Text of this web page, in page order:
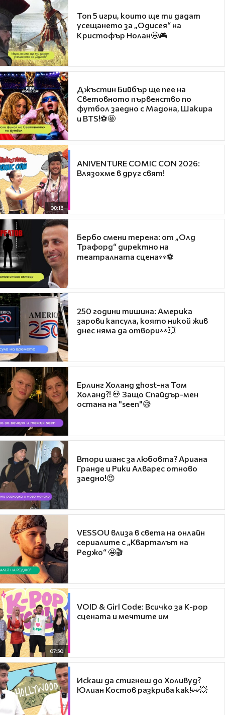
Топ 5 игри, които ще ти дадат
усещането за „Одисея“ на
Кристофър Нолан🤩🎮
Джъстин Бийбър ще пее на
Световното първенство по
футбол заедно с Мадона, Шакира
и BTS!⚽🤩
08:16
ANIVENTURE COMIC CON 2026:
Влязохме в друг свят!
Бербо смени терена: от „Олд
Трафорд“ директно на
театралната сцена👀⚽
250 години тишина: Америка
зарови капсула, която никой жив
днес няма да отвори👀💥
Ерлинг Холанд ghost-на Том
Холанд?! 💀 Защо Спайдър-мен
остана на "seen"😅
Втори шанс за любовта? Ариана
Гранде и Рики Алварес отново
заедно!😍
VESSOU влиза в света на онлайн
сериалите с „Кварталът на
Реджо“ 🤩🎬
07:50
VOID & Girl Code: Всичко за K-pop
сцената и мечтите им
Искаш да стигнеш до Холивуд?
Юлиан Костов разкрива как!👀💥